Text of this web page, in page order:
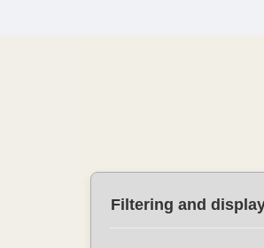
Filtering and